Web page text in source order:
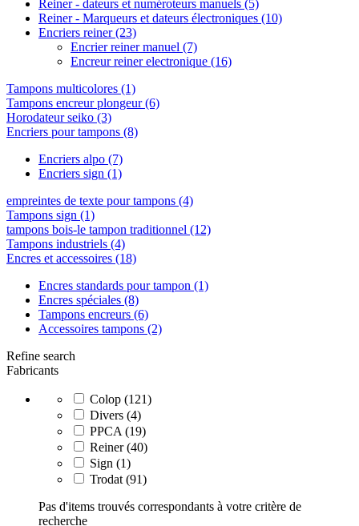
Reiner - dateurs et numéroteurs manuels (5)
Reiner - Marqueurs et dateurs électroniques (10)
Encriers reiner (23)
Encrier reiner manuel (7)
Encreur reiner electronique (16)
Tampons multicolores (1)
Tampons encreur plongeur (6)
Horodateur seiko (3)
Encriers pour tampons (8)
Encriers alpo (7)
Encriers sign (1)
empreintes de texte pour tampons (4)
Tampons sign (1)
tampons bois-le tampon traditionnel (12)
Tampons industriels (4)
Encres et accessoires (18)
Encres standards pour tampon (1)
Encres spéciales (8)
Tampons encreurs (6)
Accessoires tampons (2)
Refine search
Fabricants
Colop (121)
Divers (4)
PPCA (19)
Reiner (40)
Sign (1)
Trodat (91)
Pas d'items trouvés correspondants à votre critère de
recherche